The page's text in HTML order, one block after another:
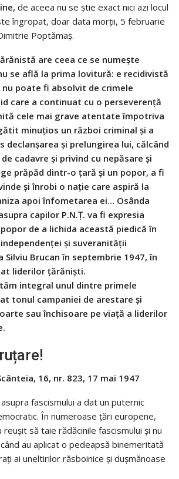
de aceea nu se ştie exact nici azi locul
îngropat, doar data morţii, 5 februarie
Poptămaş.
are ceea ce se numeşte
se află la prima lovitură: e recidivistă
poate fi absolvit de crimele
care a continuat cu o perseverenţă
cele mai grave atentate împotriva
minuţios un război criminal şi a
declanşarea şi prelun­girea lui, călcând
cadavre şi privind cu nepăsare şi
prăpăd dintr-o ţară şi un popor, a fi
şi înrobi o naţie care aspiră la
apoi înfometarea ei… Osânda
capilor P.N.Ţ. va fi expresia
de a lichida această piedică în
şi suveranităţii
Silviu Brucan în septembrie 1947, în
liderilor ţărănişti.
integral unul dintre primele
tonul campaniei de arestare și
sau închisoare pe viață a liderilor
16, nr. 823, 17 mai 1947
fascismului a dat un puternic
În numeroase țări europene,
să taie rădăcinile fascismului și nu
au aplicat o pedeapsă binemeritată
ai uneltirilor răsboinice și dușmănoase